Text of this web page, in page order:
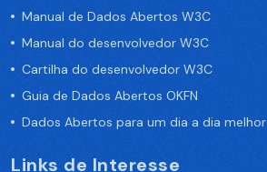
Manual de Dados Abertos W3C
Manual do desenvolvedor W3C
Cartilha do desenvolvedor W3C
Guia de Dados Abertos OKFN
Dados Abertos para um dia a dia melhor
Links de Interesse